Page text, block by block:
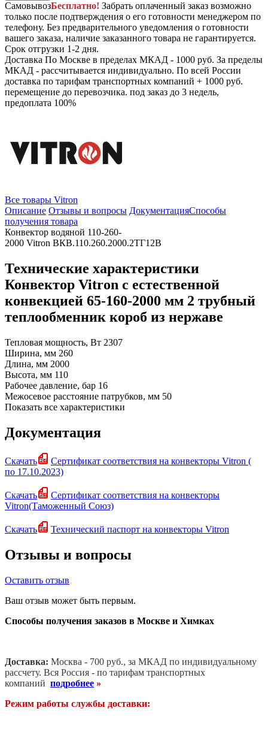
СамовывозБесплатно! Забрать оплаченный заказ возможно
только после подтверждения о его готовности менеджером по
телефону. Без предварительного уведомления о готовности
вашего заказа, наличие заказанного товара не гарантируется.
Срок отгрузки 1-2 дня.
Доставка По Москве в пределах МКАД - 1000 руб. За пределы
МКАД - рассчитывается индивидуально. По всей России
доставка по тарифам транспортных компаний + 1000 руб.
перемещение до перевозчика. под заказ до 3 недель,
предоплата 100%
Все товары Vitron
Описание Отзывы и вопросы ДокументацияСпособы
получения товара
Конвектор водяной 110-260-
2000 Vitron ВКВ.110.260.2000.2ТГ12В
Технические характеристики
Конвектор Vitron с естественной
конвекцией 65-160-2000 мм 2 трубный
теплообменник короб из нержаве
Тепловая мощность, Вт 2307
Ширина, мм 260
Длина, мм 2000
Высота, мм 110
Рабочее давление, бар 16
Межосевое расстояние патрубков, мм 50
Показать все характеристики
Документация
Скачать
Сертификат соответствия на конвекторы Vitron (
по 17.10.2023)
Скачать
Сертификат соответствия на конвекторы
Vitron(Таможенный Союз)
Скачать Технический паспорт на конвекторы Vitron
Отзывы и вопросы
Оставить отзыв
Ваш отзыв может быть первым.
Способы получения заказов в Москве и Химках
Доставка: Москва - 700 руб., за МКАД по индивидуальному
рассчету. Вся Россия - по тарифам транспортных
компаний подробнее »
Режим работы службы доставки: